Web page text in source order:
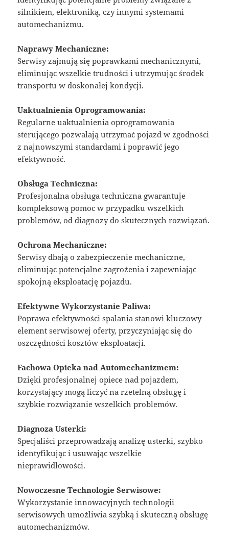
silnikiem, elektroniką, czy innymi systemami
automechanizmu.
Naprawy Mechaniczne:
Serwisy zajmują się poprawkami mechanicznymi,
eliminując wszelkie trudności i utrzymując środek
transportu w doskonałej kondycji.
Uaktualnienia Oprogramowania:
Regularne uaktualnienia oprogramowania
sterującego pozwalają utrzymać pojazd w zgodności
z najnowszymi standardami i poprawić jego
efektywność.
Obsługa Techniczna:
Profesjonalna obsługa techniczna gwarantuje
kompleksową pomoc w przypadku wszelkich
problemów, od diagnozy do skutecznych rozwiązań.
Ochrona Mechaniczne:
Serwisy dbają o zabezpieczenie mechaniczne,
eliminując potencjalne zagrożenia i zapewniając
spokojną eksploatację pojazdu.
Efektywne Wykorzystanie Paliwa:
Poprawa efektywności spalania stanowi kluczowy
element serwisowej oferty, przyczyniając się do
oszczędności kosztów eksploatacji.
Fachowa Opieka nad Automechanizmem:
Dzięki profesjonalnej opiece nad pojazdem,
korzystający mogą liczyć na rzetelną obsługę i
szybkie rozwiązanie wszelkich problemów.
Diagnoza Usterki:
Specjaliści przeprowadzają analizę usterki, szybko
identyfikując i usuwając wszelkie
nieprawidłowości.
Nowoczesne Technologie Serwisowe:
Wykorzystanie innowacyjnych technologii
serwisowych umożliwia szybką i skuteczną obsługę
automechanizmów.